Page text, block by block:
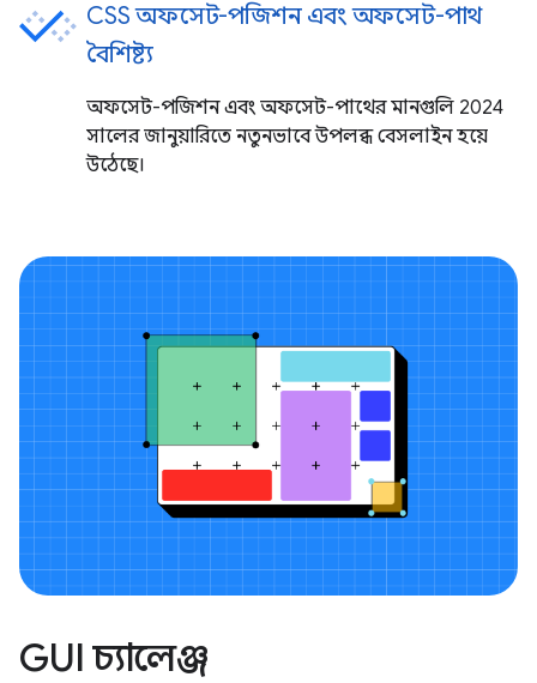
CSS অফসেট-পজিশন এবং অফসেট-পাথ
বৈশিষ্ট্য
অফসেট-পজিশন এবং অফসেট-পাথের মানগুলি 2024
সালের জানুয়ারিতে নতুনভাবে উপলব্ধ বেসলাইন হয়ে
উঠেছে।
GUI চ্যালেঞ্জ